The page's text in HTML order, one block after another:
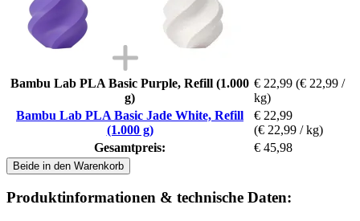
Bambu Lab PLA Basic Purple, Refill (1.000
g)
€ 22,99 (€ 22,99 /
kg)
Bambu Lab PLA Basic Jade White, Refill
(1.000 g)
€ 22,99
(€ 22,99 / kg)
Gesamtpreis:
€ 45,98
Beide in den Warenkorb
Produktinformationen & technische Daten: